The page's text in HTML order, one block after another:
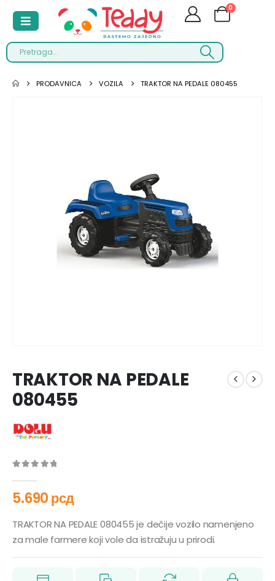
0
PRODAVNICA VOZILA TRAKTOR NA PEDALE 080455
TRAKTOR NA PEDALE
080455
5.690рсд
TRAKTOR NA PEDALE 080455 je dečije vozilo namenjeno
za male farmere koji vole da istražuju u prirodi.